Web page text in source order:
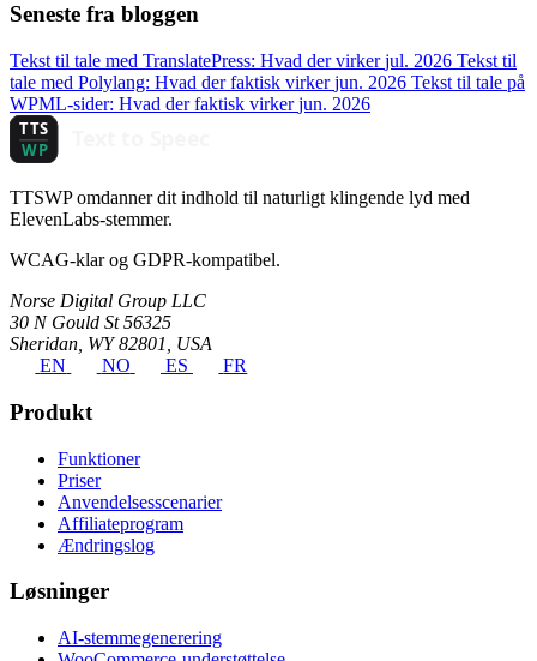
Seneste fra bloggen
Tekst til tale med TranslatePress: Hvad der virker jul. 2026 Tekst til
tale med Polylang: Hvad der faktisk virker jun. 2026 Tekst til tale på
WPML-sider: Hvad der faktisk virker jun. 2026
TTSWP omdanner dit indhold til naturligt klingende lyd med
ElevenLabs-stemmer.
WCAG-klar og GDPR-kompatibel.
Norse Digital Group LLC
30 N Gould St 56325
Sheridan, WY 82801, USA
EN
NO ES FR
Produkt
Funktioner
Priser
Anvendelsesscenarier
Affiliateprogram
Ændringslog
Løsninger
AI-stemmegenerering